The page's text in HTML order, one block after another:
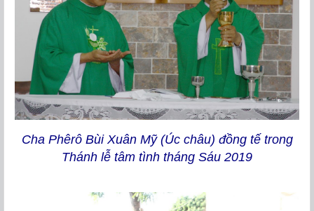
Cha Phêrô Bùi Xuân Mỹ (Úc châu) đồng tế trong
Thánh lễ tâm tình tháng Sáu 2019